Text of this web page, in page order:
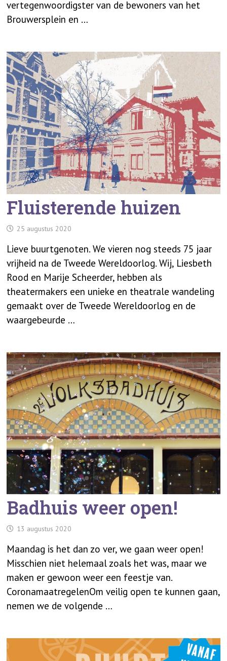
vertegenwoordigster van de bewoners van het
Brouwersplein en …
Fluisterende huizen
25 augustus 2020
Lieve buurtgenoten. We vieren nog steeds 75 jaar
vrijheid na de Tweede Wereldoorlog. Wij, Liesbeth
Rood en Marije Scheerder, hebben als
theatermakers een unieke en theatrale wandeling
gemaakt over de Tweede Wereldoorlog en de
waargebeurde …
Badhuis weer open!
13 augustus 2020
Maandag is het dan zo ver, we gaan weer open!
Misschien niet helemaal zoals het was, maar we
maken er gewoon weer een feestje van.
CoronamaatregelenOm veilig open te kunnen gaan,
nemen we de volgende …